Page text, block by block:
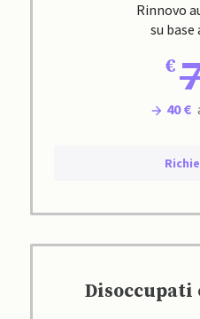
Rinnovo
su base
40 €
Disoccupati